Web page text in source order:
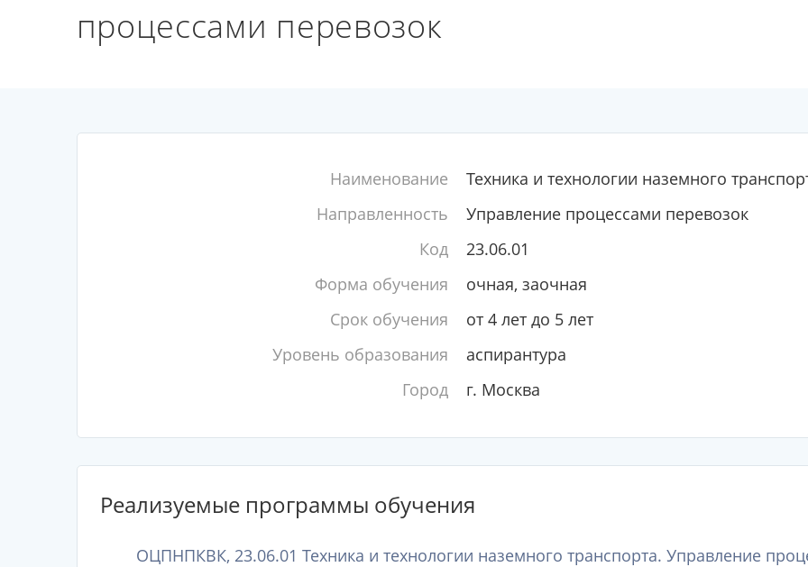
процессами перевозок
Наименование
Техника и технологии наземного
Направленность
Управление процессами перевозок
Код
23.06.01
Форма обучения
очная, заочная
Срок обучения
от 4 лет до 5 лет
Уровень образования
аспирантура
Город
г. Москва
Реализуемые программы обучения
ОЦПНПКВК, 23.06.01 Техника и технологии наземного транспорта. Управление